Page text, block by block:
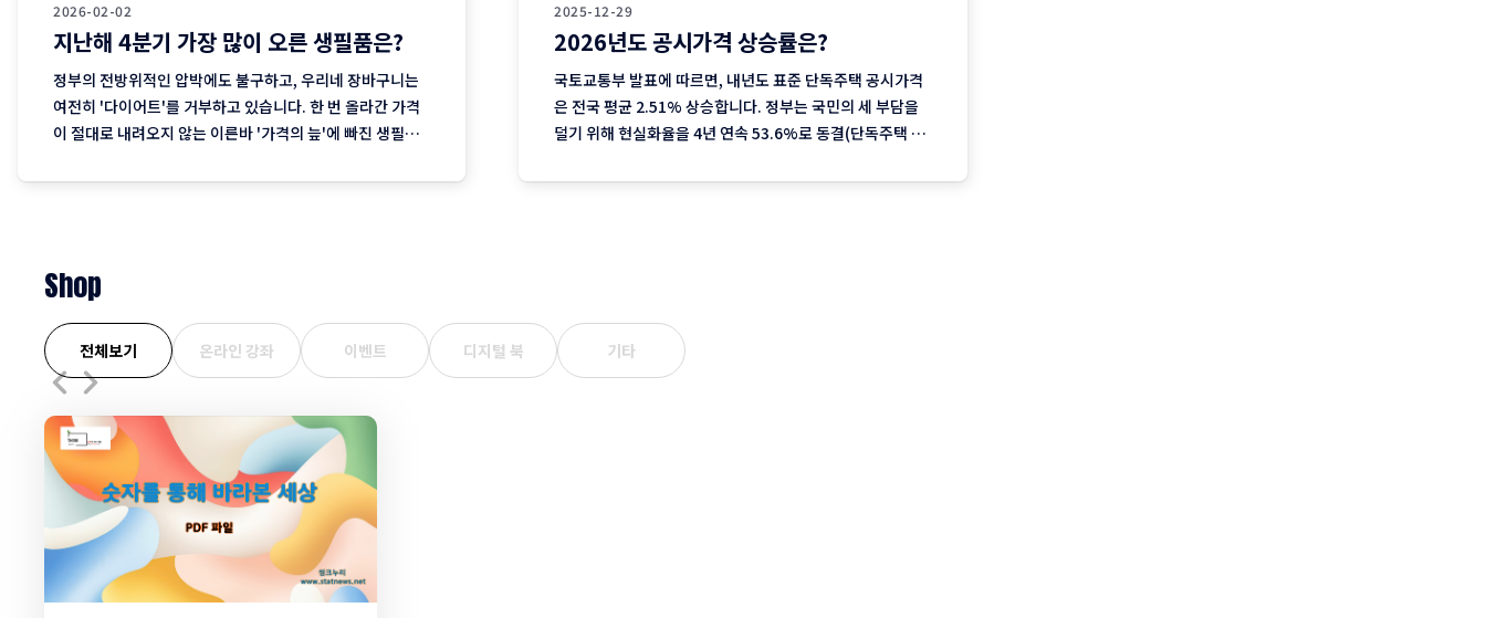
2026-02-02
지난해 4분기 가장 많이 오른 생필품은?
정부의 전방위적인 압박에도 불구하고, 우리네 장바구니는
여전히 '다이어트'를 거부하고 있습니다. 한 번 올라간 가격
이 절대로 내려오지 않는 이른바 '가격의 늪'에 빠진 생필품
담, 이제는 '팩트'가 된 장바구니의 비명 퇴근길 마트에 들러
2025-12-29
2026년도 공시가격 상승률은?
국토교통부 발표에 따르면, 내년도 표준 단독주택 공시가격
은 전국 평균 2.51% 상승합니다. 정부는 국민의 세 부담을
덜기 위해 현실화율을 4년 연속 53.6%로 동결(단독주택 기
2023년 이후 3년째 오름폭이 커지는 추세입니다. 1. 지역별
Shop
전체보기 온라인 강좌 이벤트 디지털 북 기타